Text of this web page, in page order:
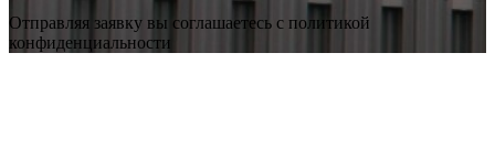
Отправляя заявку вы соглашаетесь с политикой
конфиденциальности